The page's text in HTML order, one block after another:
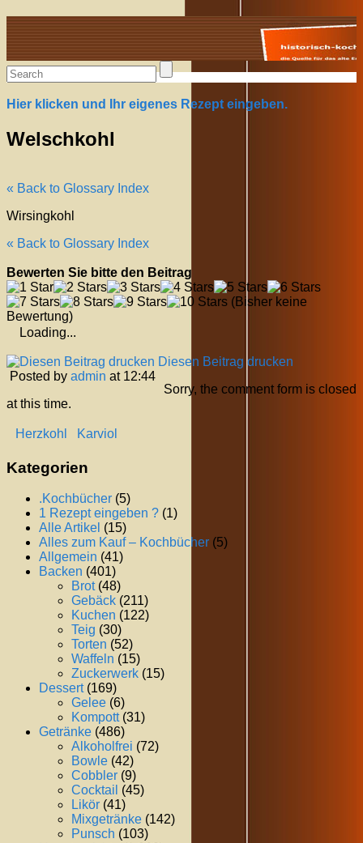
Alte Rezepte online
Hier klicken und Ihr eigenes Rezept eingeben.
Welschkohl
« Back to Glossary Index
Wirsingkohl
« Back to Glossary Index
Bewerten Sie bitte den Beitrag
(Bisher keine
Bewertung)
Loading...
Diesen Beitrag drucken
Posted by admin at 12:44
Sorry, the comment form is closed
at this time.
Herzkohl Karviol
Kategorien
.Kochbücher (5)
1 Rezept eingeben ? (1)
Alle Artikel (15)
Alles zum Kauf – Kochbücher (5)
Allgemein (41)
Backen (401)
Brot(48)
Gebäck (211)
Kuchen (122)
Teig (30)
Torten (52)
Waffeln (15)
Zuckerwerk (15)
Dessert(169)
Gelee (6)
Kompott(31)
Getränke (486)
Alkoholfrei (72)
Bowle (42)
Cobbler (9)
Cocktail (45)
Likör (41)
Mixgetränke (142)
Punsch (103)